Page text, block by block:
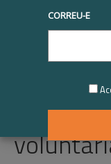
CORREU-E